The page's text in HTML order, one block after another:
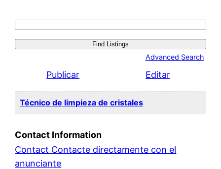
Search
for:
Advanced Search
Publicar Editar
Técnico de limpieza de cristales
Contact Information
Contact Contacte directamente con el
anunciante